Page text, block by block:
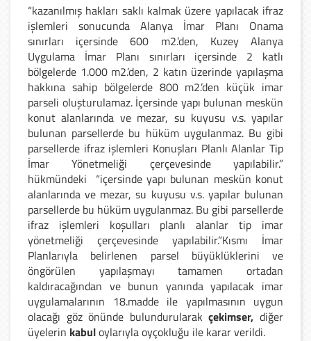
“kazanılmış hakları saklı kalmak üzere yapılacak ifraz
işlemleri sonucunda Alanya İmar Planı Onama
sınırları içersinde 600 m2.’den, Kuzey Alanya
Uygulama İmar Planı sınırları içersinde 2 katlı
bölgelerde 1.000 m2.’den, 2 katın üzerinde yapılaşma
hakkına sahip bölgelerde 800 m2.’den küçük imar
parseli oluşturulamaz. İçersinde yapı bulunan meskün
konut alanlarında ve mezar, su kuyusu v.s. yapılar
bulunan parsellerde bu hüküm uygulanmaz. Bu gibi
parsellerde ifraz işlemleri Konuşları Planlı Alanlar Tip
İmar Yönetmeliği çerçevesinde yapılabilir.”
hükmündeki “içersinde yapı bulunan meskün konut
alanlarında ve mezar, su kuyusu v.s. yapılar bulunan
parsellerde bu hüküm uygulanmaz. Bu gibi parsellerde
ifraz işlemleri koşulları planlı alanlar tip imar
yönetmeliği çerçevesinde yapılabilir.”Kısmı İmar
Planlarıyla belirlenen parsel büyüklüklerini ve
öngörülen yapılaşmayı tamamen ortadan
kaldıracağından ve bunun yanında yapılacak imar
uygulamalarının 18.madde ile yapılmasının uygun
olacağı göz önünde bulundurularakçekimser,diğer
üyelerin kabuloylarıyla oyçokluğu ile karar verildi.